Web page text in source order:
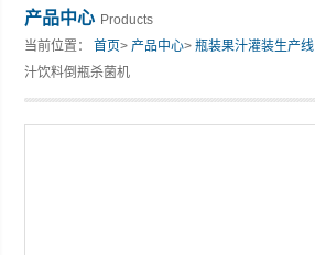
产品中心 Products
当前位置：首页>产品中心>瓶装果汁灌装生产线
汁饮料倒瓶杀菌机